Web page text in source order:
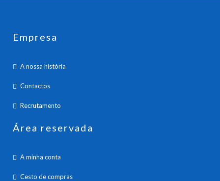
Empresa
A nossa história
Contactos
Recrutamento
Área reservada
A minha conta
Cesto de compras